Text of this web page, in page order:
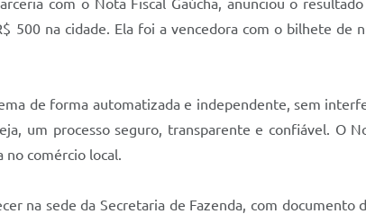
com o Nota Fiscal Gaúcha, anunciou o
500 na cidade. Ela foi a vencedora com o bilhete de
de forma automatizada e independente, sem
um processo seguro, transparente e confiável. O
no comércio local.
na sede da Secretaria de Fazenda, com